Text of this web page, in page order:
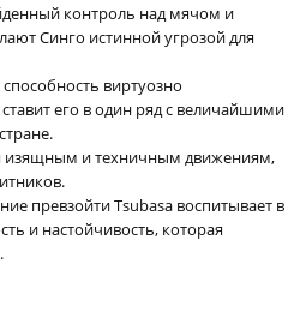
контроль над мячом и
Синго истинной угрозой для
способность виртуозно
его в один ряд с величайшими
изящным и техничным движениям,
превзойти Tsubasa воспитывает в
и настойчивость, которая